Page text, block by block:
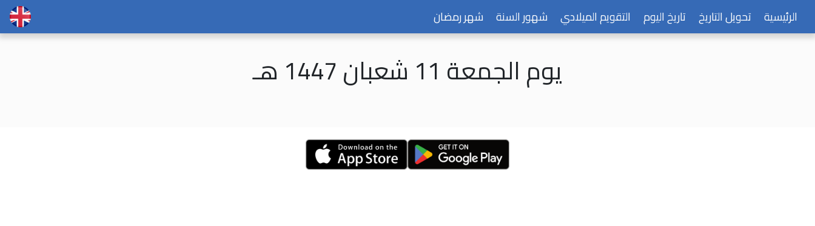
الرئيسية تحويل التاريخ تاريخ اليوم التقويم الميلادي شهور السنة شهر رمضان
يوم الجمعة 11 شعبان 1447 هـ